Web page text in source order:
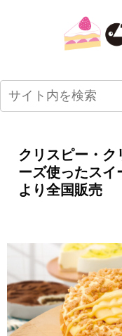
クリスピー・ク
ーズ使ったス
より全国販売